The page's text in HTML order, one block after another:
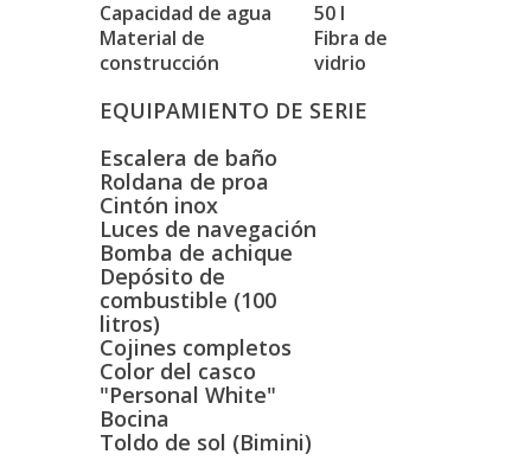
Capacidad de agua
50 l
Material de
construcción
Fibra de
vidrio
EQUIPAMIENTO DE SERIE
Escalera de baño
Roldana de proa
Cintón inox
Luces de navegación
Bomba de achique
Depósito de
combustible (100
litros)
Cojines completos
Color del casco
"Personal White"
Bocina
Toldo de sol (Bimini)